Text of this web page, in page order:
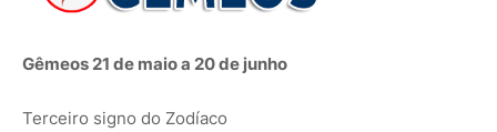
Gêmeos 21 de maio a 20 de junho
Terceiro signo do Zodíaco